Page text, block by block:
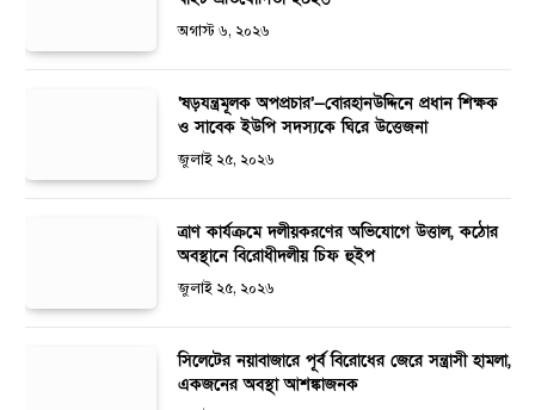
অগাস্ট ৬, ২০২৬
‘ষড়যন্ত্রমূলক অপপ্রচার’—বোরহানউদ্দিনে প্রধান শিক্ষক
ও সাবেক ইউপি সদস্যকে ঘিরে উত্তেজনা
জুলাই ২৫, ২০২৬
ত্রাণ কার্যক্রমে দলীয়করণের অভিযোগে উত্তাল, কঠোর
অবস্থানে বিরোধীদলীয় চিফ হুইপ
জুলাই ২৫, ২০২৬
সিলেটের নয়াবাজারে পূর্ব বিরোধের জেরে সন্ত্রাসী হামলা,
একজনের অবস্থা আশঙ্কাজনক